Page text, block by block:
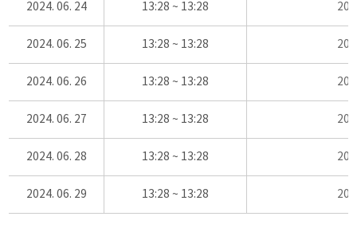
2024. 06. 24 13:28 ~ 13:28
2024. 06. 25 13:28 ~ 13:28
2024. 06. 26 13:28 ~ 13:28
2024. 06. 27 13:28 ~ 13:28
2024. 06. 28 13:28 ~ 13:28
2024. 06. 29 13:28 ~ 13:28